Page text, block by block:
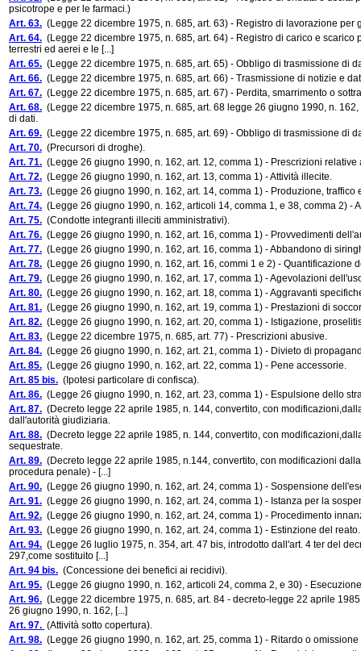
psicotrope e per le farmaci.)
Art. 63. (Legge 22 dicembre 1975, n. 685, art. 63) - Registro di lavorazione
Art. 64. (Legge 22 dicembre 1975, n. 685, art. 64) - Registro di carico e
terrestri ed aerei e le [...]
Art. 65. (Legge 22 dicembre 1975, n. 685, art. 65) - Obbligo di trasmissione di
Art. 66. (Legge 22 dicembre 1975, n. 685, art. 66) - Trasmissione di notizie e
Art. 67. (Legge 22 dicembre 1975, n. 685, art. 67) - Perdita, smarrimento o
Art. 68. (Legge 22 dicembre 1975, n. 685, art. 68 legge 26 giugno 1990, n.
di dati.
Art. 69. (Legge 22 dicembre 1975, n. 685, art. 69) - Obbligo di trasmissione di
Art. 70. (Precursori di droghe).
Art. 71. (Legge 26 giugno 1990, n. 162, art. 12, comma 1) - Prescrizioni relative
Art. 72. (Legge 26 giugno 1990, n. 162, art. 13, comma 1) - Attività illecite.
Art. 73. (Legge 26 giugno 1990, n. 162, art. 14, comma 1) - Produzione,
Art. 74. (Legge 26 giugno 1990, n. 162, articoli 14, comma 1, e 38, comma 2)
Art. 75. (Condotte integranti illeciti amministrativi).
Art. 76. (Legge 26 giugno 1990, n. 162, art. 16, comma 1) - Provvedimenti
Art. 77. (Legge 26 giugno 1990, n. 162, art. 16, comma 1) - Abbandono di
Art. 78. (Legge 26 giugno 1990, n. 162, art. 16, commi 1 e 2) - Quantificazione
Art. 79. (Legge 26 giugno 1990, n. 162, art. 17, comma 1) - Agevolazioni
Art. 80. (Legge 26 giugno 1990, n. 162, art. 18, comma 1) - Aggravanti
Art. 81. (Legge 26 giugno 1990, n. 162, art. 19, comma 1) - Prestazioni di
Art. 82. (Legge 26 giugno 1990, n. 162, art. 20, comma 1) - Istigazione,
Art. 83. (Legge 22 dicembre 1975, n. 685, art. 77) - Prescrizioni abusive.
Art. 84. (Legge 26 giugno 1990, n. 162, art. 21, comma 1) - Divieto di
Art. 85. (Legge 26 giugno 1990, n. 162, art. 22, comma 1) - Pene accessorie.
Art. 85 bis. (Ipotesi particolare di confisca).
Art. 86. (Legge 26 giugno 1990, n. 162, art. 23, comma 1) - Espulsione dello
Art. 87. (Decreto legge 22 aprile 1985, n. 144, convertito, con
dall'autorità giudiziaria.
Art. 88. (Decreto legge 22 aprile 1985, n. 144, convertito, con
sequestrate.
Art. 89. (Decreto legge 22 aprile 1985, n.144, convertito, con modificazioni
procedura penale) - [...]
Art. 90. (Legge 26 giugno 1990, n. 162, art. 24, comma 1) - Sospensione
Art. 91. (Legge 26 giugno 1990, n. 162, art. 24, comma 1) - Istanza per la
Art. 92. (Legge 26 giugno 1990, n. 162, art. 24, comma 1) - Procedimento
Art. 93. (Legge 26 giugno 1990, n. 162, art. 24, comma 1) - Estinzione del
Art. 94. (Legge 26 luglio 1975, n. 354, art. 47 bis, introdotto dall'art. 4 ter del
297,come sostituito [...]
Art. 94 bis. (Concessione dei benefici ai recidivi).
Art. 95. (Legge 26 giugno 1990, n. 162, articoli 24, comma 2, e 30) -
Art. 96. (Legge 22 dicembre 1975, n. 685, art. 84 - decreto-legge 22 aprile
26 giugno 1990, n. 162, [...]
Art. 97. (Attività sotto copertura).
Art. 98. (Legge 26 giugno 1990, n. 162, art. 25, comma 1) - Ritardo o